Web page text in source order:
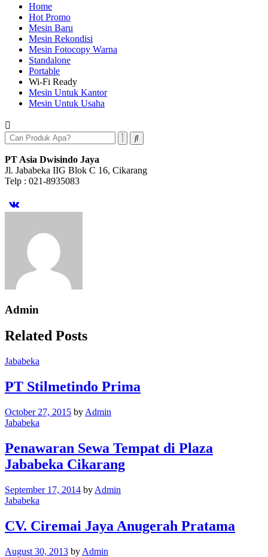
Home
Hot Promo
Mesin Baru
Mesin Rekondisi
Mesin Fotocopy Warna
Standalone
Portable
Wi-Fi Ready
Mesin Untuk Kantor
Mesin Untuk Usaha
PT Asia Dwisindo Jaya
Jl. Jababeka IIG Blok C 16, Cikarang
Telp : 021-8935083
Admin
Related Posts
Jababeka
PT Stilmetindo Prima
October 27, 2015 by Admin
Jababeka
Penawaran Sewa Tempat di Plaza
Jababeka Cikarang
September 17, 2014 by Admin
Jababeka
CV. Ciremai Jaya Anugerah Pratama
August 30, 2013 by Admin